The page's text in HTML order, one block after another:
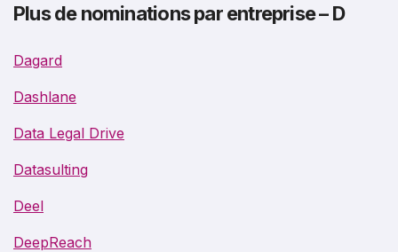
Plus de nominations par entreprise – D
Dagard
Dashlane
Data Legal Drive
Datasulting
Deel
DeepReach